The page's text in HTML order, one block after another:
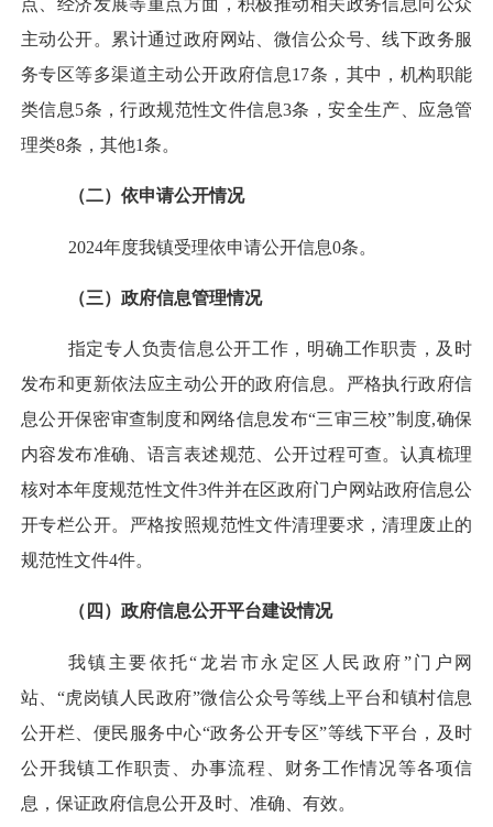
点、经济发展等重点方面，积极推动相关政务信息向公众
主动公开。
累计通过政府网站、微信公众号、线下政务服
务专区等多渠道主动公开政府信息17条，其中，机构职能
类信息5条，行政规范性文件信息3条，安全生产、应急管
理类8条，其他1条。
（二）依申请公开情况
2024年度我镇受理依申请公开信息0条。
（三）政府信息管理情况
指定专人负责信息公开工作，明确工作职责，及时
发布和更新依法应主动公开的政府信息 。 严格执行政府信
息公开保密审查制度和网络信息发布“三审三校”制度,确保
内容发布准确、语言表述规范、公开过程可查。认真梳理
核对本年度规范性文件3件并在区政府门户网站政府信息公
开专栏公开。 严格按照规范性文件清理要求，清理废止的
规范性文件4件。
（四）政府信息公开平台建设情况
我镇 主要依托“龙岩市永定区人民政府”门户网
站 、“虎岗镇人民政府”微信公众号等线上平台和镇村信息
公开栏
便民服务中心“政务公开专区”等线下平台 ，及时
公开我镇工作职责、办事流程、财务工作情况等各项信
息，保证政府信息公开及时、准确、有效。